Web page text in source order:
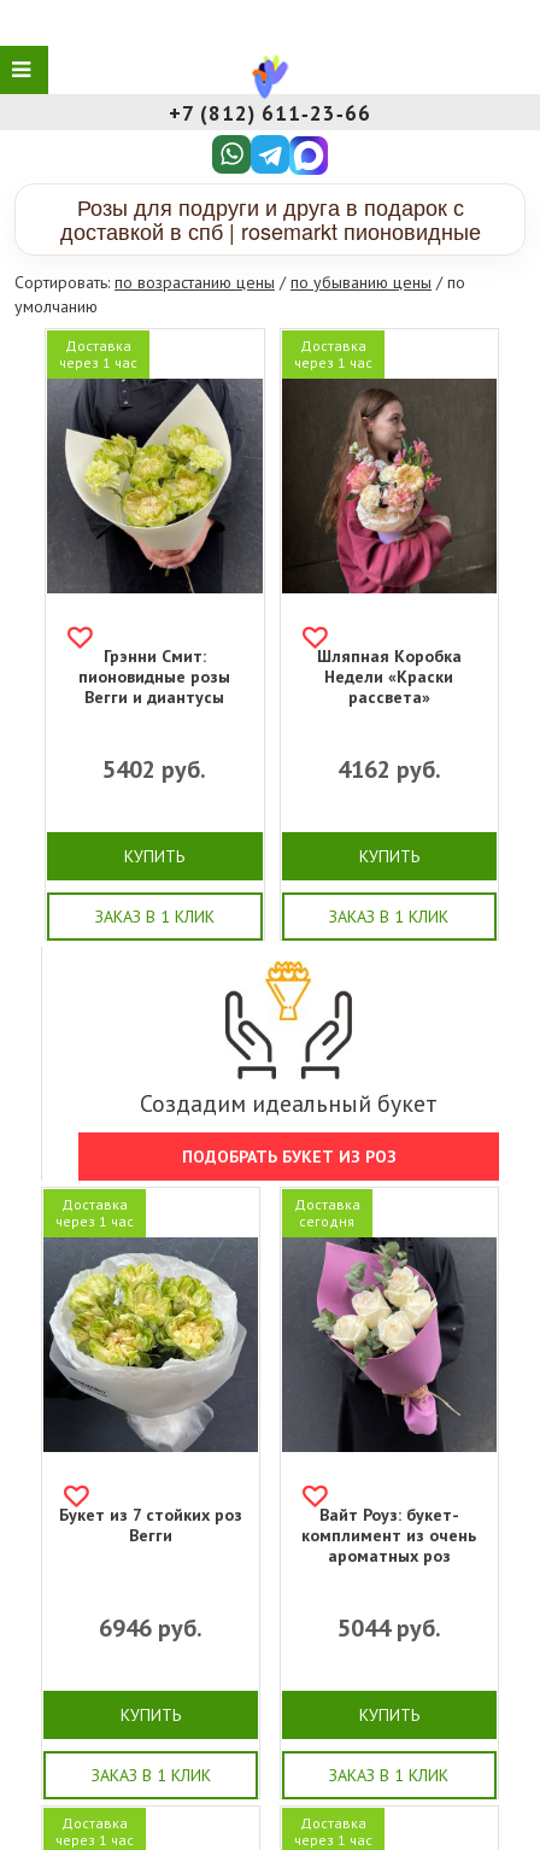
+7 (812) 611‑23‑66
Розы для подруги и друга в подарок с
доставкой в спб | rosemarkt пионовидные
Сортировать: по возрастанию цены /по убыванию цены / по
умолчанию
Доставка
через 1 час
Грэнни Смит:
пионовидные розы
Вегги и диантусы
5402 руб.
КУПИТЬ
ЗАКАЗ В 1 КЛИК
Доставка
через 1 час
Шляпная Коробка
Недели «Краски
рассвета»
4162 руб.
КУПИТЬ
ЗАКАЗ В 1 КЛИК
Создадим идеальный букет
ПОДОБРАТЬ БУКЕТ ИЗ РОЗ
Доставка
через 1 час
Букет из 7 стойких роз
Вегги
6946 руб.
КУПИТЬ
ЗАКАЗ В 1 КЛИК
Доставка
сегодня
Вайт Роуз: букет-
комплимент из очень
ароматных роз
5044руб.
КУПИТЬ
ЗАКАЗ В 1 КЛИК
Доставка
через 1 час
Доставка
через 1 час